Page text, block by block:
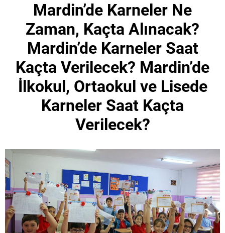
Mardin’de Karneler Ne
Zaman, Kaçta Alınacak?
Mardin’de Karneler Saat
Kaçta Verilecek? Mardin’de
İlkokul, Ortaokul ve Lisede
Karneler Saat Kaçta
Verilecek?